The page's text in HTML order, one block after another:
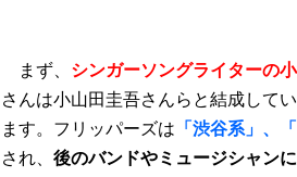
まず、 シンガーソングライターの
さんは小山田圭吾さんらと結成して
ます。フリッパーズは 「渋谷系」、
され、 後のバンドやミュージシャン